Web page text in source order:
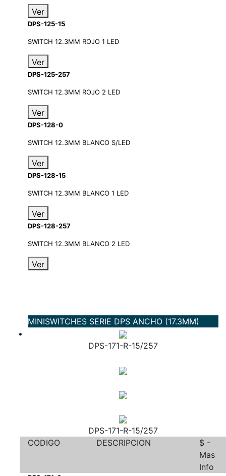
Ver
DPS-125-15
SWITCH 12.3MM ROJO 1 LED
Ver
DPS-125-257
SWITCH 12.3MM ROJO 2 LED
Ver
DPS-128-0
SWITCH 12.3MM BLANCO S/LED
Ver
DPS-128-15
SWITCH 12.3MM BLANCO 1 LED
Ver
DPS-128-257
SWITCH 12.3MM BLANCO 2 LED
Ver
MINISWITCHES SERIE DPS ANCHO (17.3MM)
DPS-171-R-15/257
DPS-171-R-15/257
CODIGO
DESCRIPCION
$ -
Mas
Info